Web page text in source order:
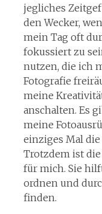
jegliches
den Wecker,
mein Tag oft
fokussiert zu
nutzen, die ich
Fotografie
meine
anschalten. Es
meine
einziges Mal die
Trotzdem ist
für mich. Sie
ordnen und
finden.